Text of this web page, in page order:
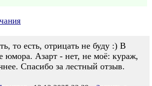
то есть, отрицать не буду :) В
юмора. Азарт - нет, не моё: кураж,
Спасибо за лестный отзыв.